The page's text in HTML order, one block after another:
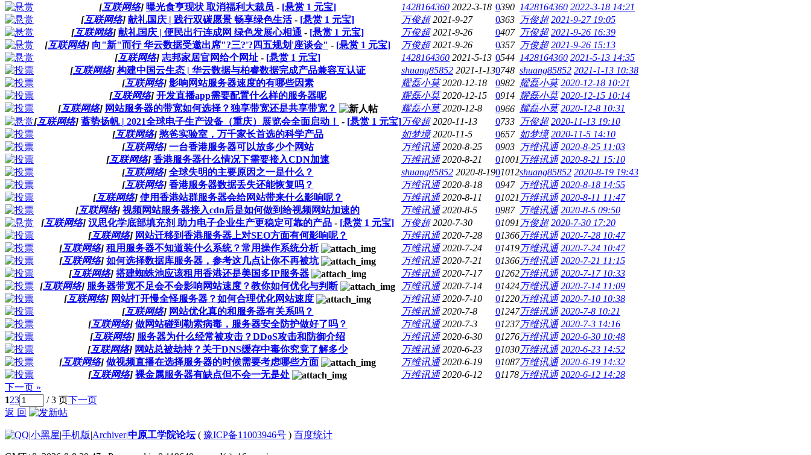
[互联网络] 曝光食亨现状 取消福利大裁员 - [悬赏 1 元宝] 1428164360 2022-3-18 0390 1428164360 2022-3-18 14:21
[互联网络] 献礼国庆 | 践行双碳愿景 畅享绿色生活- [悬赏 1 元宝] 万俊超 2021-9-27 0363 万俊超 2021-9-27 19:05
[互联网络] 献礼国庆 | 便民出行连成网 绿色发展心相通 - [悬赏 1 元宝] 万俊超 2021-9-26 0407 万俊超 2021-9-26 16:39
[互联网络] 向"新"而行 华云数据受邀出席"?三?'?四五规划'座谈会" - [悬赏 1 元宝] 万俊超 2021-9-26 0357 万俊超 2021-9-26 15:13
[互联网络] 志邦家居官网给个网址 - [悬赏 1 元宝] 1428164360 2021-5-13 0544 1428164360 2021-5-13 14:35
[互联网络] 构建中国云生态 | 华云数据与柏睿数据完成产品兼容互认证 shuang85852 2021-1-130748 shuang85852 2021-1-13 10:38
[互联网络] 影响网站服务器速度的有哪些因素 耀磊小莫 2020-12-18 0982 耀磊小莫 2020-12-18 10:21
[互联网络] 开发直播app需要配置什么样的服务器呢 耀磊小莫 2020-12-15 0914 耀磊小莫 2020-12-15 10:14
[互联网络] 网站服务器的带宽如何选择？独享带宽还是共享带宽？ 耀磊小莫 2020-12-8 0966 耀磊小莫 2020-12-8 10:31
[互联网络] 蓄势扬帆 | 2021全球电子生产设备（重庆）展览会全面启动！ - [悬赏 1 元宝]万俊超 2020-11-13 0733 万俊超 2020-11-13 19:10
[互联网络] 憨爸实验室，万千家长首选的科学产品 如梦境 2020-11-5 0657 如梦境 2020-11-5 14:10
[互联网络] 一台香港服务器可以放多少个网站 万维讯通 2020-8-25 0903 万维讯通 2020-8-25 11:03
[互联网络] 香港服务器什么情况下需要接入CDN加速 万维讯通 2020-8-21 01001 万维讯通 2020-8-21 15:10
[互联网络] 全球失明的主要原因之一是什么？ shuang85852 2020-8-1901012shuang85852 2020-8-19 19:43
[互联网络] 香港服务器数据丢失还能恢复吗？ 万维讯通 2020-8-18 0947 万维讯通 2020-8-18 14:55
[互联网络] 使用香港站群服务器会给网站带来什么影响呢？ 万维讯通 2020-8-11 01021 万维讯通 2020-8-11 11:47
[互联网络] 视频网站服务器接入cdn后是如何做到给视频网站加速的 万维讯通 2020-8-5 0987 万维讯通 2020-8-5 09:50
[互联网络] 汉思化学底部填充剂 助力电子企业生产更稳定可靠的产品 - [悬赏 1 元宝] 万俊超 2020-7-30 01091 万俊超 2020-7-30 17:20
[互联网络] 网站迁移到香港服务器上对SEO方面有何影响呢？ 万维讯通 2020-7-28 01366万维讯通 2020-7-28 10:47
[互联网络] 租用服务器不知道装什么系统？常用操作系统分析 万维讯通 2020-7-24 01419万维讯通 2020-7-24 10:47
[互联网络] 如何选择数据库服务器，参考这几点让你不再被坑 万维讯通 2020-7-21 01366万维讯通 2020-7-21 11:15
[互联网络] 搭建蜘蛛池应该租用香港还是美国多IP服务器 万维讯通 2020-7-17 01262万维讯通 2020-7-17 10:33
[互联网络] 服务器带宽不足会不会影响网站速度？教你如何优化与判断 万维讯通 2020-7-14 01424万维讯通 2020-7-14 11:09
[互联网络] 网站打开慢全怪服务器？如何合理优化网站速度 万维讯通 2020-7-10 01220万维讯通 2020-7-10 10:38
[互联网络] 网站优化真的和服务器有关系吗？ 万维讯通 2020-7-8 01247万维讯通 2020-7-8 10:21
[互联网络] 做网站碰到勒索病毒，服务器安全防护做好了吗？ 万维讯通 2020-7-3 01237万维讯通 2020-7-3 14:16
[互联网络] 服务器为什么经常被攻击？DDoS攻击和防御介绍 万维讯通 2020-6-30 01276万维讯通 2020-6-30 10:48
[互联网络] 网站总被劫持？关于DNS缓存中毒你究竟了解多少 万维讯通 2020-6-23 01030万维讯通 2020-6-23 14:52
[互联网络] 做视频直播在选择服务器的时候需要考虑哪些方面 万维讯通 2020-6-19 01087万维讯通 2020-6-19 14:32
[互联网络] 裸金属服务器有缺点但不会一无是处 万维讯通 2020-6-12 01178 万维讯通 2020-6-12 14:28
下一页 »
123 / 3 页下一页
返 回
|小黑屋|手机版|Archiver|中原工学院论坛( 豫ICP备11003946号 ) 百度统计